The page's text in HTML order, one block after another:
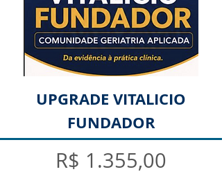
UPGRADE VITALICIO
FUNDADOR
Preço
R$ 1.355,00